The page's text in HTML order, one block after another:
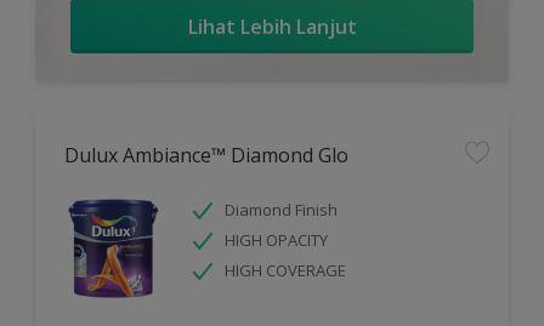
Lihat Lebih Lanjut
Dulux Ambiance™ Diamond Glo
Diamond Finish
HIGH OPACITY
HIGH COVERAGE